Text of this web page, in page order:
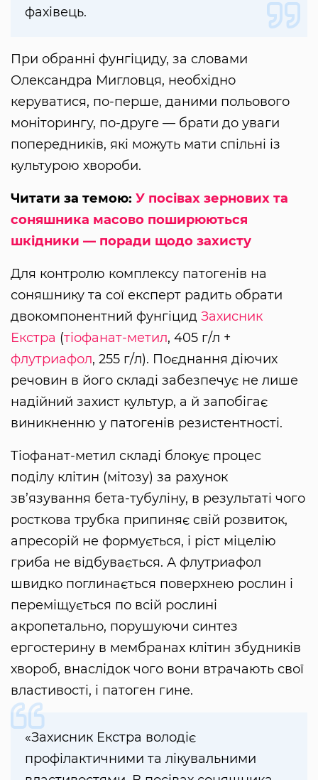
фахівець.
При обранні фунгіциду, за словами
Олександра Мигловця, необхідно
керуватися, по-перше, даними польового
моніторингу, по-друге — брати до уваги
попередників, які можуть мати спільні із
культурою хвороби.
Читати за темою: У посівах зернових та
соняшника масово поширюються
шкідники — поради щодо захисту
Для контролю комплексу патогенів на
соняшнику та сої експерт радить обрати
двокомпонентний фунгіцид Захисник
Екстра (тіофанат-метил, 405 г/л +
флутриафол, 255 г/л). Поєднання діючих
речовин в його складі забезпечує не лише
надійний захист культур, а й запобігає
виникненню у патогенів резистентності.
Тіофанат-метил складі блокує процес
поділу клітин (мітозу) за рахунок
зв’язування бета-тубуліну, в результаті чого
росткова трубка припиняє свій розвиток,
апресорій не формується, і ріст міцелію
гриба не відбувається. А флутриафол
швидко поглинається поверхнею рослин і
переміщується по всій рослині
акропетально, порушуючи синтез
ергостерину в мембранах клітин збудників
хвороб, внаслідок чого вони втрачають свої
властивості, і патоген гине.
«Захисник Екстра володіє
профілактичними та лікувальними